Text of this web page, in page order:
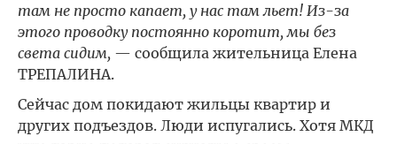
там не просто капает, у нас там льет! Из-за
этого проводку постоянно коротит, мы без
света сидим, — сообщила жительница Елена
ТРЕПАЛИНА.
Сейчас дом покидают жильцы квартир и
других подъездов. Люди испугались. Хотя МКД